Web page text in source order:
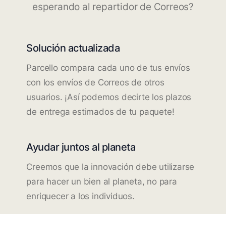
esperando al repartidor de Correos?
Solución actualizada
Parcello compara cada uno de tus envíos
con los envíos de Correos de otros
usuarios. ¡Así podemos decirte los plazos
de entrega estimados de tu paquete!
Ayudar juntos al planeta
Creemos que la innovación debe utilizarse
para hacer un bien al planeta, no para
enriquecer a los individuos.